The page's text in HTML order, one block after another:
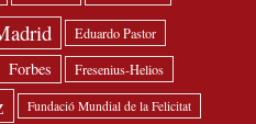
Eduardo Pastor
Forbes Fresenius-Helios
Fundació Mundial de la Felicitat